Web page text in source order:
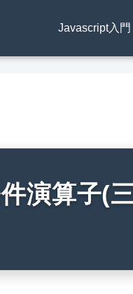
Javascript入門
演算子(